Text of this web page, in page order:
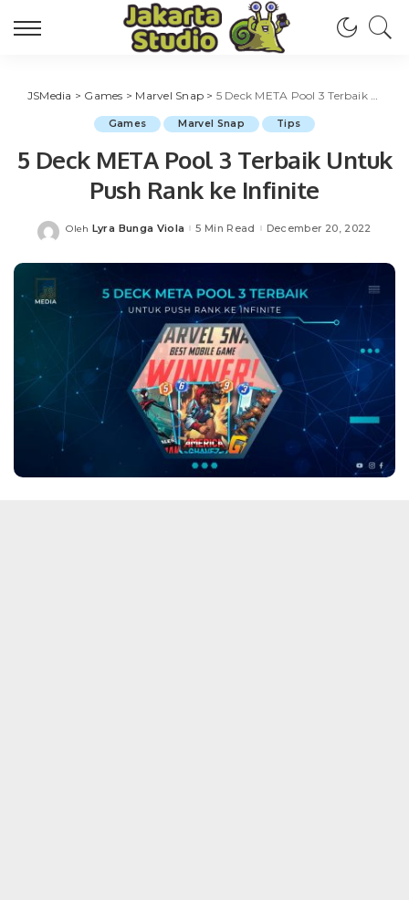
JSMedia > Games > Marvel Snap > 5 Deck META Pool 3 Terbaik Untuk Push Rank ke Infinite
Games Marvel Snap Tips
5 Deck META Pool 3 Terbaik Untuk
Push Rank ke Infinite
Posted
Oleh Lyra Bunga Viola 5 Min Read December 20, 2022